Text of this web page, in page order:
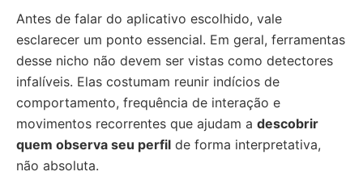
Antes de falar do aplicativo escolhido, vale
esclarecer um ponto essencial. Em geral, ferramentas
desse nicho não devem ser vistas como detectores
infalíveis. Elas costumam reunir indícios de
comportamento, frequência de interação e
movimentos recorrentes que ajudam a descobrir
quem observa seu perfil de forma interpretativa,
não absoluta.